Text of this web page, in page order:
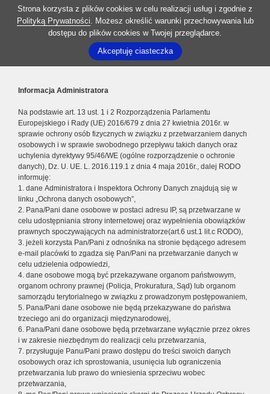
Strona korzysta z plików cookies w celu realizacji usług i zgodnie z
Polityką Prywatności. Możesz określić warunki przechowywania lub
dostępu do plików cookies w Twojej przeglądarce.
Akceptuję ciasteczka
Informacja Administratora
Na podstawie art. 13 ust. 1 i 2 Rozporządzenia Parlamentu
Europejskiego i Rady (UE) 2016/679 z dnia 27 kwietnia 2016r. w
sprawie ochrony osób fizycznych w związku z przetwarzaniem danych
osobowych i w sprawie swobodnego przepływu takich danych oraz
uchylenia dyrektywy 95/46/WE (ogólne rozporządzenie o ochronie
danych), Dz. U. UE. L. 2016.119.1 z dnia 4 maja 2016r., dalej RODO
informuję:
1. dane Administratora i Inspektora Ochrony Danych znajdują się w
linku „Ochrona danych osobowych”,
2. Pana/Pani dane osobowe w postaci adresu IP, są przetwarzane w
celu udostępniania strony internetowej oraz wypełnienia obowiązków
prawnych spoczywających na administratorze(art.6 ust.1 lit.c RODO),
3. jeżeli korzysta Pan/Pani z odnośnika na stronie będącego adresem
e-mail placówki to zgadza się Pan/Pani na przetwarzanie danych w
celu udzielenia odpowiedzi,
4. dane osobowe mogą być przekazywane organom państwowym,
organom ochrony prawnej (Policja, Prokuratura, Sąd) lub organom
samorządu terytorialnego w związku z prowadzonym postępowaniem,
5. Pana/Pani dane osobowe nie będą przekazywane do państwa
trzeciego ani do organizacji międzynarodowej,
6. Pana/Pani dane osobowe będą przetwarzane wyłącznie przez okres
i w zakresie niezbędnym do realizacji celu przetwarzania,
7. przysługuje Panu/Pani prawo dostępu do treści swoich danych
osobowych oraz ich sprostowania, usunięcia lub ograniczenia
przetwarzania lub prawo do wniesienia sprzeciwu wobec
przetwarzania,